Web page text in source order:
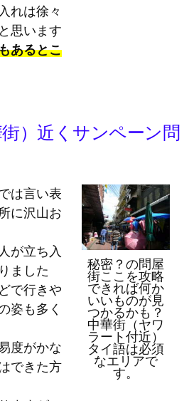
れは徐々
思います
あるとこ
）近くサンペーン問
は言い表
に沢山お
が立ち入
ました
で行きや
姿も多く
度がかな
できた方
秘密？の問屋
街ここを攻略
できれば何か
いいものが見
つかるかも？
中華街（ヤワ
ラート付近）
タイ語は必須
なエリアで
す。